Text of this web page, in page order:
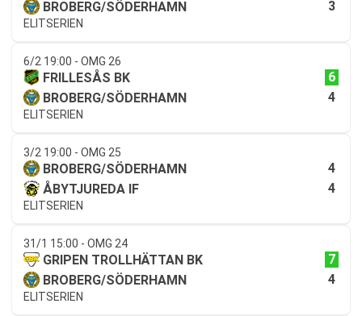
BROBERG/SÖDERHAMN 3
ELITSERIEN
6/2 19:00 - OMG 26
FRILLESÅS BK
6
BROBERG/SÖDERHAMN
4
ELITSERIEN
3/2 19:00 - OMG 25
BROBERG/SÖDERHAMN
4
ÅBYTJUREDA IF
4
ELITSERIEN
31/1 15:00 - OMG 24
GRIPEN TROLLHÄTTAN BK
7
BROBERG/SÖDERHAMN
4
ELITSERIEN